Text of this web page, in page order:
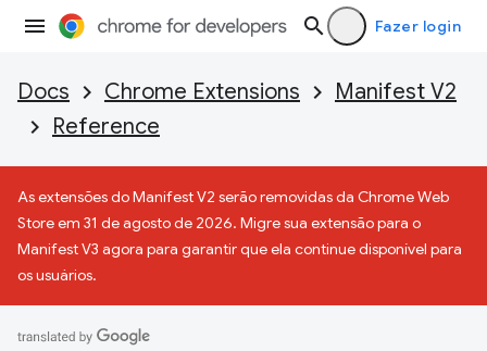
Fazer login
Docs Chrome Extensions
Manifest V2
Reference
As extensões do Manifest V2 serão removidas da Chrome Web
Store em 31 de agosto de 2026. Migre sua extensão para o
Manifest V3 agora para garantir que ela continue disponível para
os usuários.